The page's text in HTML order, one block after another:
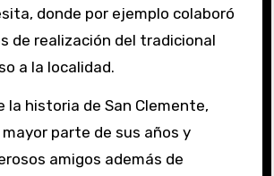
donde por ejemplo colaboró
de realización del tradicional
a la localidad.
la historia de San Clemente,
parte de sus años y
amigos además de